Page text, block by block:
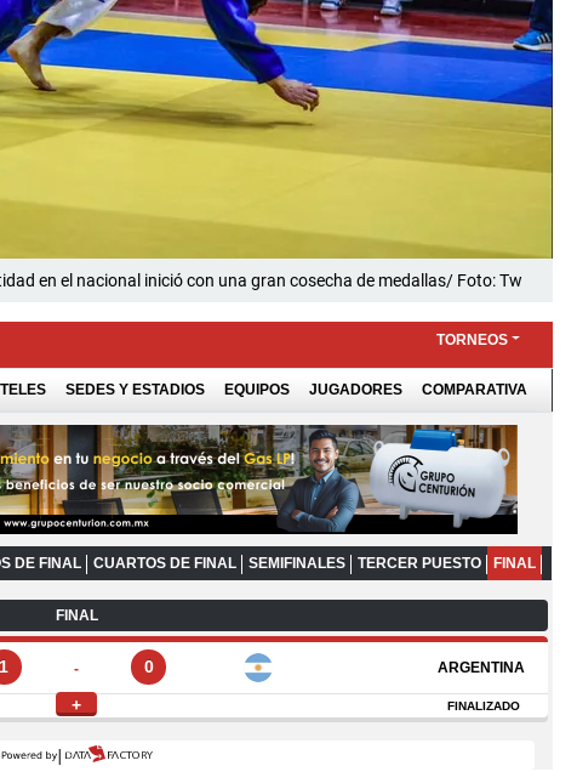
en el nacional inició con una gran cosecha de medallas/ Foto: Tw